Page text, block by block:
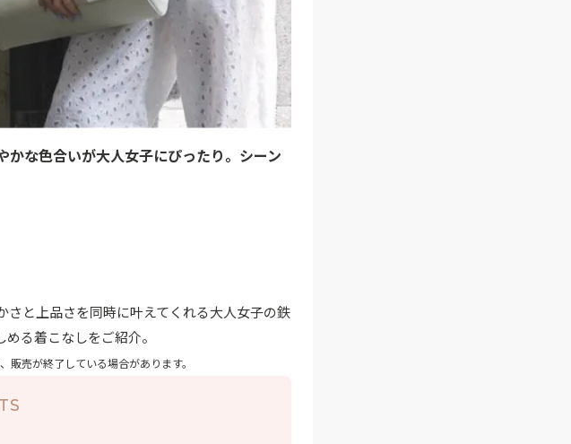
かな色合いが大人女子にぴったり。シーン
と上品さを同時に叶えてくれる大人女子の鉄
る着こなしをご紹介。
売が終了している場合があります。